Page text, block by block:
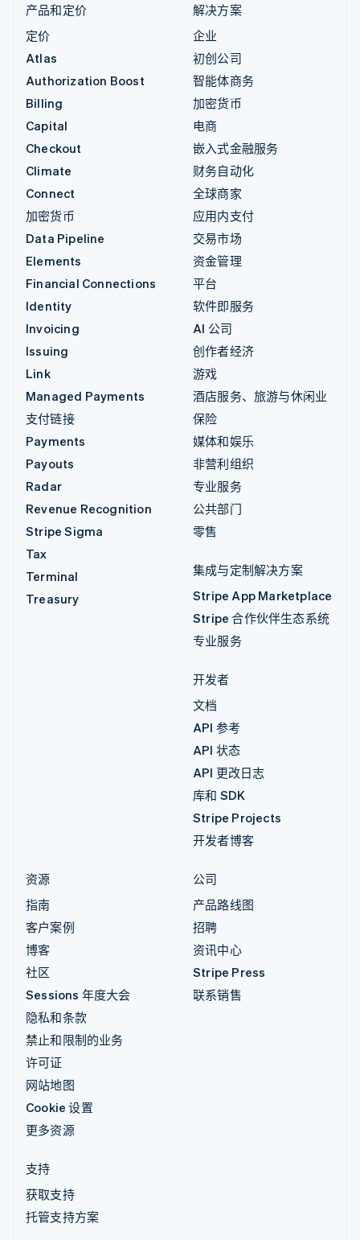
产品和定价
定价
Atlas
Authorization Boost
Billing
Capital
Checkout
Climate
Connect
加密货币
Data Pipeline
Elements
Financial Connections
Identity
Invoicing
Issuing
Link
Managed Payments
支付链接
Payments
Payouts
Radar
Revenue Recognition
Stripe Sigma
Tax
Terminal
Treasury
解决方案
企业
初创公司
智能体商务
加密货币
电商
嵌入式金融服务
财务自动化
全球商家
应用内支付
交易市场
资金管理
平台
软件即服务
AI 公司
创作者经济
游戏
酒店服务、旅游与休闲业
保险
媒体和娱乐
非营利组织
专业服务
公共部门
零售
集成与定制解决方案
Stripe App Marketplace
Stripe 合作伙伴生态系统
专业服务
开发者
文档
API 参考
API 状态
API 更改日志
库和 SDK
Stripe Projects
开发者博客
资源
指南
客户案例
博客
社区
Sessions 年度大会
隐私和条款
禁止和限制的业务
许可证
网站地图
Cookie 设置
更多资源
公司
产品路线图
招聘
资讯中心
Stripe Press
联系销售
支持
获取支持
托管支持方案